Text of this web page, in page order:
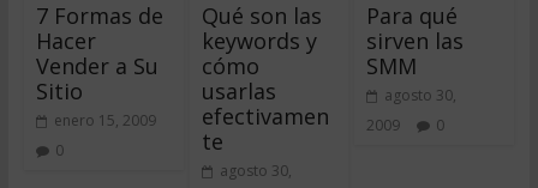
7 Formas de
Hacer
Vender a Su
Sitio
enero 15, 2009
0
Qué son las
keywords y
cómo
usarlas
efectivamen
te
agosto 30,
Para qué
sirven las
SMM
agosto 30,
2009
0